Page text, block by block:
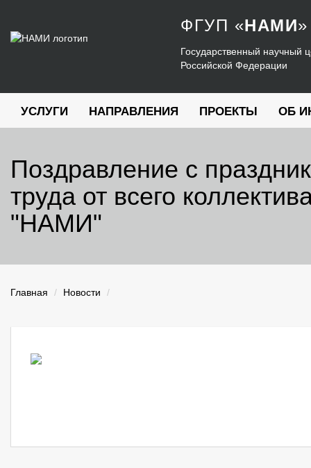
ФГУП «НАМИ»
Государственный научный
Российской Федерации
УСЛУГИ НАПРАВЛЕНИЯ ПРОЕКТЫ ОБ
Поздравление с
труда от всего
"НАМИ"
Главная Новости